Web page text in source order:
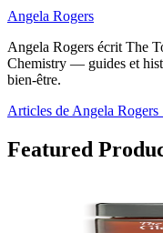
Angela Rogers
Angela Rogers écrit The
Chemistry — guides et
bien-être.
Articles de Angela Rogers
Featured